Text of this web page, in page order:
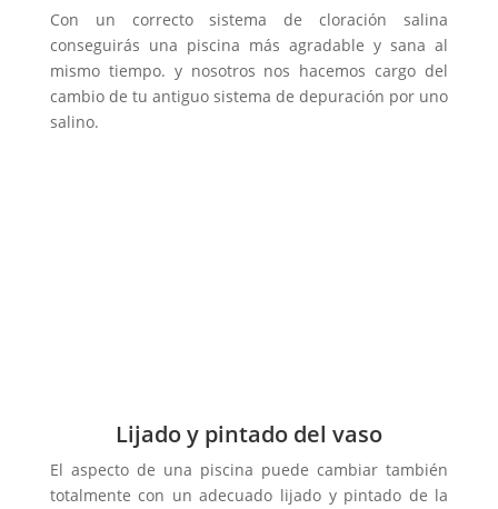
Con un correcto sistema de cloración salina
conseguirás una piscina más agradable y sana al
mismo tiempo. y nosotros nos hacemos cargo del
cambio de tu antiguo sistema de depuración por uno
salino.
Lijado y pintado del vaso
El aspecto de una piscina puede cambiar también
totalmente con un adecuado lijado y pintado de la